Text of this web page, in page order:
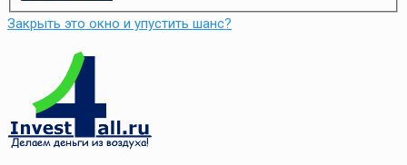
Закрыть это окно и упустить шанс?